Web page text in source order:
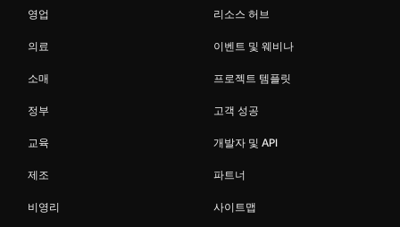
영업
의료
소매
정부
교육
제조
비영리
리소스 허브
이벤트 및 웨비나
프로젝트 템플릿
고객 성공
개발자 및 API
파트너
사이트맵